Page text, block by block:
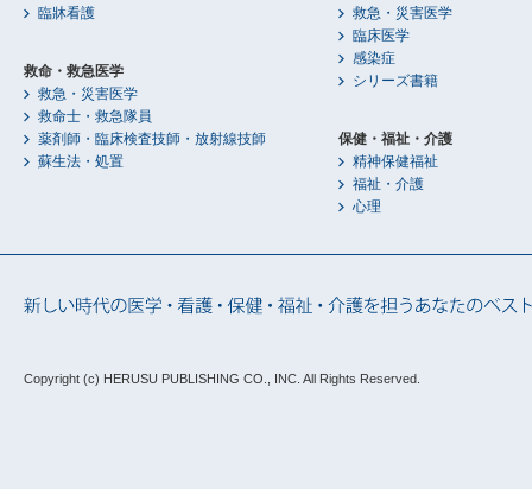
臨牀看護
救命・救急医学
救急・災害医学
救命士・救急隊員
薬剤師・臨床検査技師・放射線技師
蘇生法・処置
救急・災害医学
臨床医学
感染症
シリーズ書籍
保健・福祉・介護
精神保健福祉
福祉・介護
心理
Copyright (c) HERUSU PUBLISHING CO., INC. All Rights Reserved.